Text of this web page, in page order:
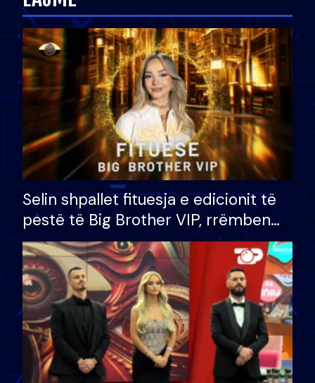
Selin shpallet fituesja e edicionit të
pestë të Big Brother VIP, rrëmben
çmimin e madh prej 100 mijë eurosh